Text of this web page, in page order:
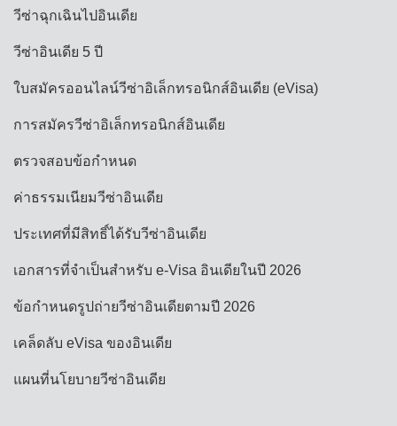
วีซ่าฉุกเฉินไปอินเดีย
วีซ่าอินเดีย 5 ปี
ใบสมัครออนไลน์วีซ่าอิเล็กทรอนิกส์อินเดีย (eVisa)
การสมัครวีซ่าอิเล็กทรอนิกส์อินเดีย
ตรวจสอบข้อกำหนด
ค่าธรรมเนียมวีซ่าอินเดีย
ประเทศที่มีสิทธิ์ได้รับวีซ่าอินเดีย
เอกสารที่จำเป็นสำหรับ e-Visa อินเดียในปี 2026
ข้อกำหนดรูปถ่ายวีซ่าอินเดียตามปี 2026
เคล็ดลับ eVisa ของอินเดีย
แผนที่นโยบายวีซ่าอินเดีย